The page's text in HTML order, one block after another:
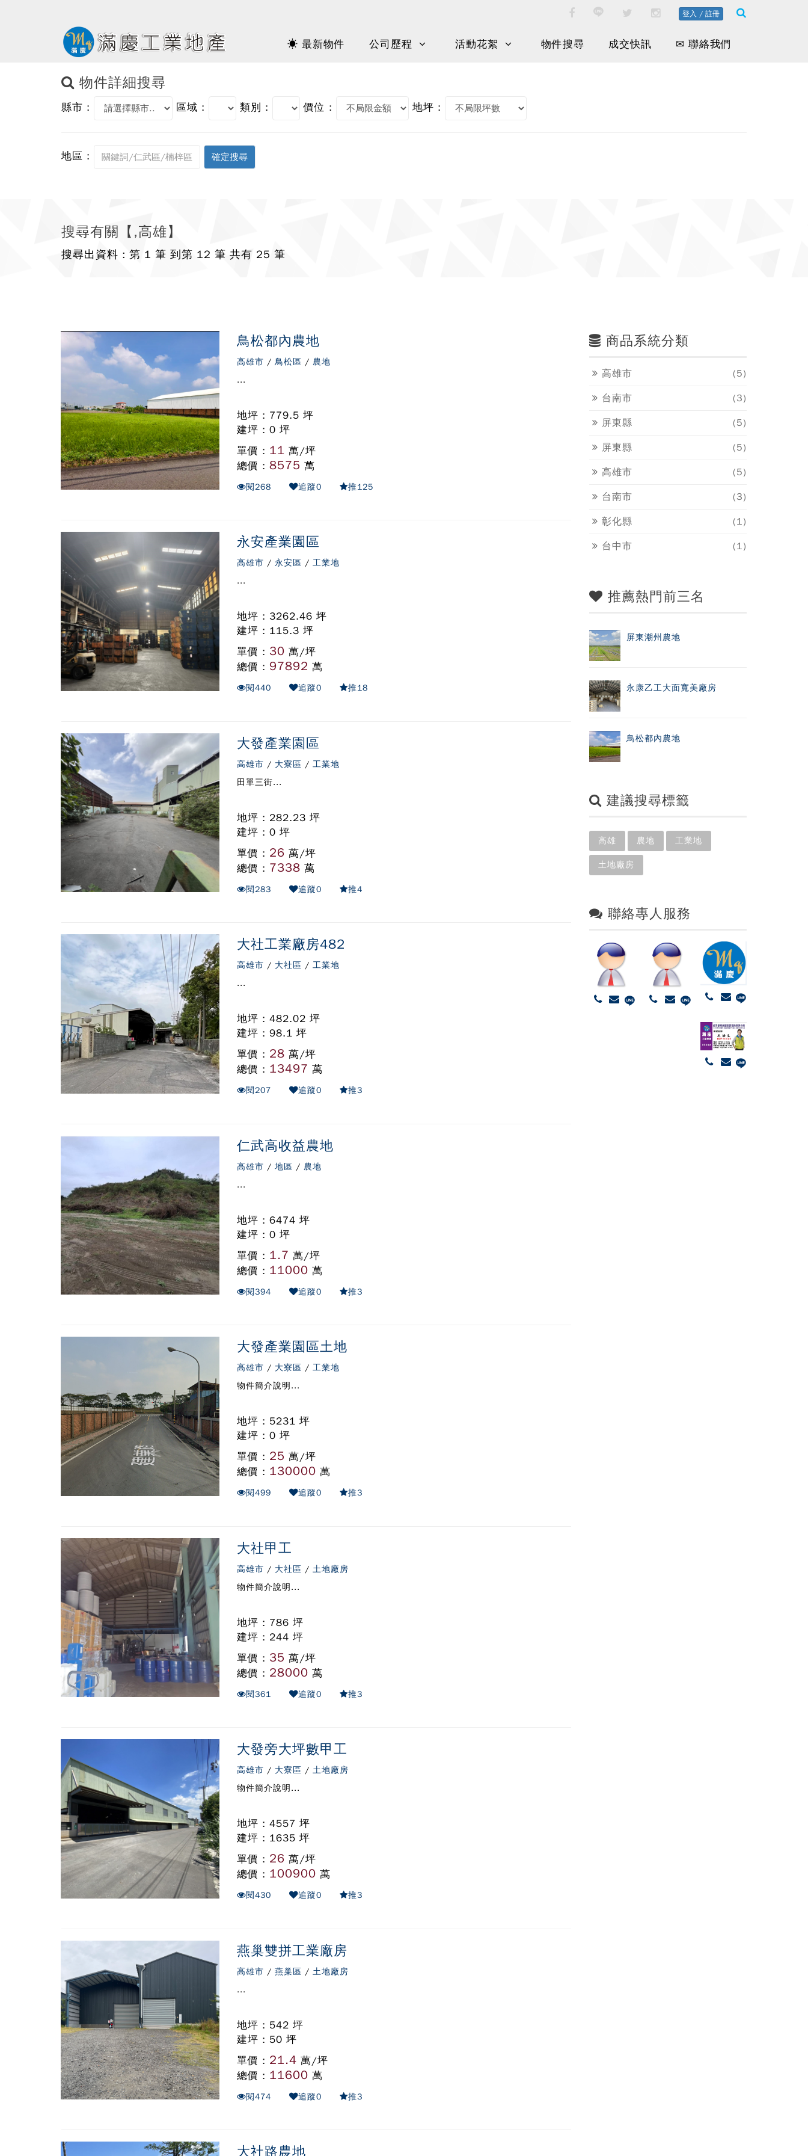
登入 / 註冊
☀ 最新物件 公司歷程 活動花絮 物件搜尋 成交快訊 ✉ 聯絡我們
物件詳細搜尋
縣市 : 區域 : 類別 : 價位 : 地坪 :
地區 :
搜尋有關【,高雄】
搜尋出資料 : 第 1 筆 到第 12 筆 共有 25 筆
鳥松都內農地
高雄市 /鳥松區 / 農地
...
地坪 : 779.5 坪
建坪 : 0 坪
單價 : 11 萬/坪
總價 :8575 萬
閱268 追蹤0 推125
永安產業園區
高雄市 /永安區 /工業地
...
地坪 : 3262.46 坪
建坪 : 115.3 坪
單價 : 30 萬/坪
總價 : 97892 萬
閱440 追蹤0 推18
大發產業園區
高雄市 / 大寮區 /工業地
田單三街...
地坪 : 282.23 坪
建坪 : 0 坪
單價 : 26 萬/坪
總價 : 7338 萬
閱283 追蹤0 推4
大社工業廠房482
高雄市 / 大社區 /工業地
...
地坪 : 482.02 坪
建坪 : 98.1 坪
單價 : 28 萬/坪
總價 : 13497 萬
閱207 追蹤0 推3
仁武高收益農地
高雄市 /地區 / 農地
...
地坪 : 6474 坪
建坪 : 0 坪
單價 : 1.7 萬/坪
總價 : 11000 萬
閱394 追蹤0 推3
大發產業園區土地
高雄市 / 大寮區 /工業地
物件簡介說明...
地坪 : 5231 坪
建坪 : 0 坪
單價 : 25 萬/坪
總價 : 130000 萬
閱499 追蹤0 推3
大社甲工
高雄市 / 大社區 /土地廠房
物件簡介說明...
地坪 : 786 坪
建坪 : 244 坪
單價 : 35 萬/坪
總價 : 28000 萬
閱361 追蹤0 推3
大發旁大坪數甲工
高雄市 / 大寮區 /土地廠房
物件簡介說明...
地坪 : 4557 坪
建坪 : 1635 坪
單價 : 26 萬/坪
總價 : 100900 萬
閱430 追蹤0 推3
燕巢雙拼工業廠房
高雄市 /燕巢區 /土地廠房
...
地坪 : 542 坪
建坪 : 50 坪
單價 : 21.4 萬/坪
總價 : 11600 萬
閱474 追蹤0 推3
大社路農地
商品系統分類
高雄市 (5)
台南市 (3)
屏東縣 (5)
屏東縣 (5)
高雄市 (5)
台南市 (3)
彰化縣 (1)
台中市 (1)
推薦熱門前三名
屏東潮州農地
永康乙工大面寬美廠房
鳥松都內農地
建議搜尋標籤
高雄 農地 工業地
土地廠房
聯絡專人服務